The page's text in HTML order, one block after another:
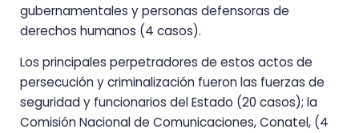
gubernamentales y personas defensoras de
derechos humanos (4 casos).
Los principales perpetradores de estos actos de
persecución y criminalización fueron las fuerzas de
seguridad y funcionarios del Estado (20 casos); la
Comisión Nacional de Comunicaciones, Conatel, (4